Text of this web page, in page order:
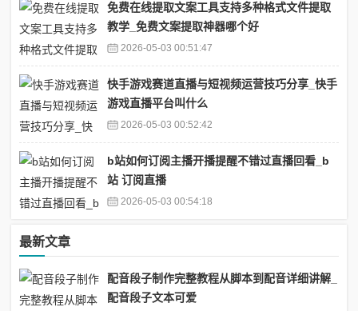
免费在线提取文案工具支持多种格式文件提取
教学_免费文案提取神器哪个好
2026-05-03 00:51:47
快手游戏赛道直播与短视频运营技巧分享_快手
游戏直播平台叫什么
2026-05-03 00:52:42
b站如何订阅主播开播提醒不错过直播回看_b
站 订阅直播
2026-05-03 00:54:18
最新文章
配音段子制作完整教程从脚本到配音详细讲解_
配音段子文本可爱